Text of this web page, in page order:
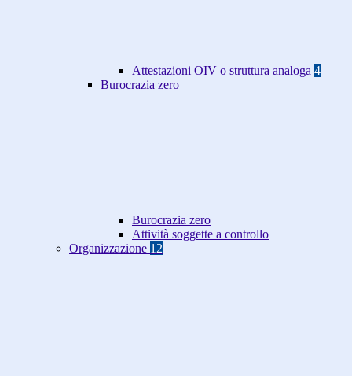
Attestazioni OIV o struttura analoga 4
Burocrazia zero
Burocrazia zero
Attività soggette a controllo
Organizzazione 12